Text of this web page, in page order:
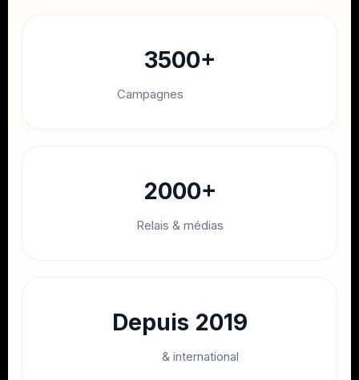
3500+
Campagnes
2000+
Relais & médias
Depuis 2019
& international